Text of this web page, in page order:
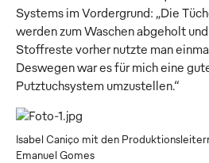
Systems im Vordergrund: „Die
werden zum Waschen abgeholt
Stoffreste vorher nutzte man
Deswegen war es für mich eine
Putztuchsystem umzustellen.“
Isabel Caniço mit den
Emanuel Gomes